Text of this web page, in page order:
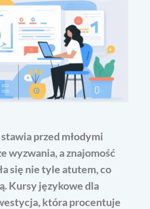
przed młodymi
wyzwania, a znajomość
się nie tyle atutem, co
Kursy językowe dla
która procentuje